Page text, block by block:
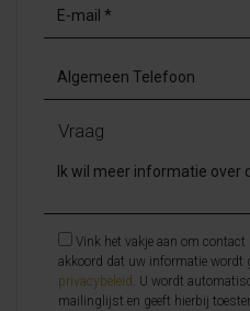
Vraag
Vink het vakje aan om contact
akkoord dat uw informatie wordt
privacybeleid . U wordt
mailinglijst en geeft hierbij